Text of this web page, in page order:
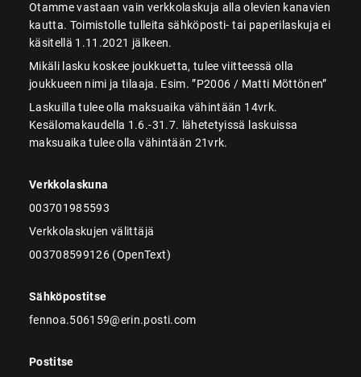
Otamme vastaan vain verkkolaskuja alla olevien kanavien
kautta. Toimistolle tulleita sähköposti- tai paperilaskuja ei
käsitellä 1.11.2021 jälkeen.
Mikäli lasku koskee joukkuetta, tulee viitteessä olla
joukkueen nimi ja tilaaja. Esim. ”P2006 / Matti Möttönen”
Laskuilla tulee olla maksuaika vähintään 14vrk.
Kesälomakaudella 1.6.-31.7. lähetetyissä laskuissa
maksuaika tulee olla vähintään 21vrk.
Verkkolaskuna
003701985593
Verkkolaskujen välittäjä
003708599126 (OpenText)
Sähköpostitse
fennoa.506159@erin.posti.com
Postitse